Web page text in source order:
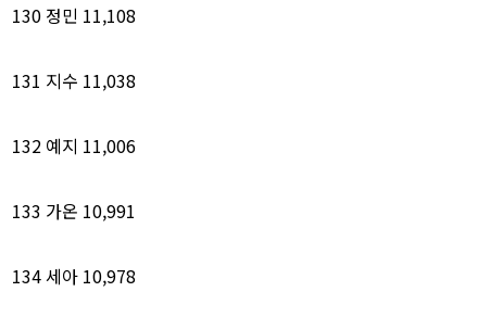
130 정민 11,108
131 지수 11,038
132 예지 11,006
133 가온 10,991
134세아 10,978